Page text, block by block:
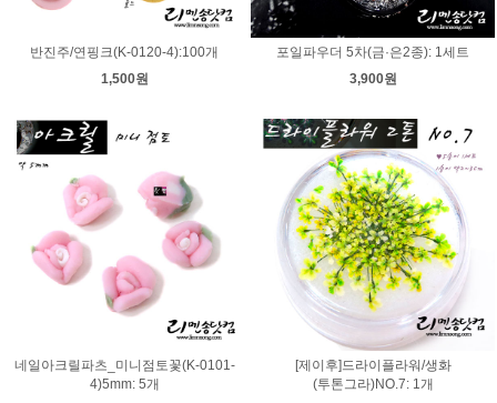
반진주/연핑크(K-0120-4):100개
1,500원
포일파우더 5차(금·은2종): 1세트
3,900원
네일아크릴파츠_미니점토꽃(K-0101-
4)5mm: 5개
[제이후]드라이플라워/생화
(투톤그라)NO.7: 1개